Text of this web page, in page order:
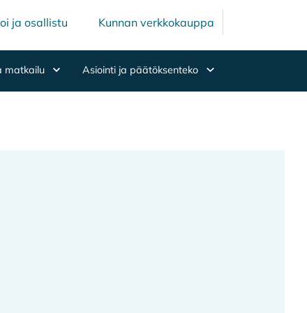
ja osallistu Kunnan verkkokauppa
matkailu Asiointi ja päätöksenteko